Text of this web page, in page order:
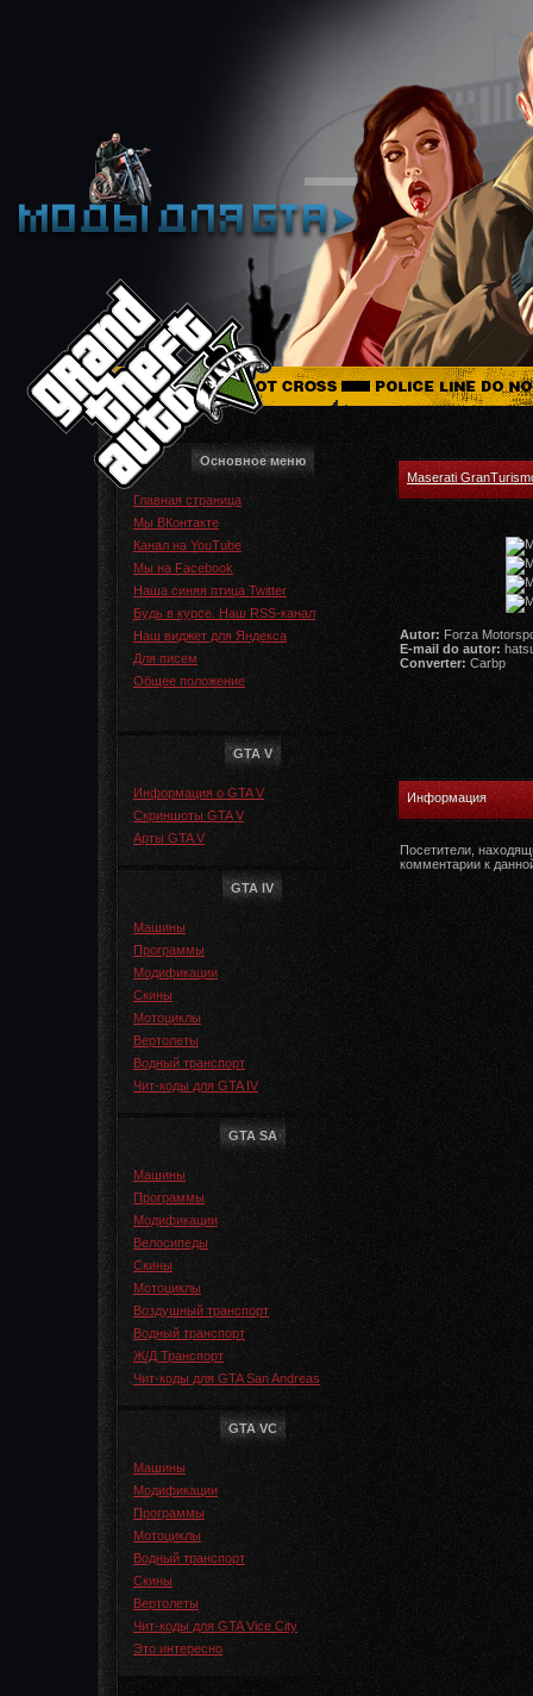
Основное меню
Главная страница
Мы ВКонтакте
Канал на YouTube
Мы на Facebook
Наша синяя птица Twitter
Будь в курсе. Наш RSS-канал
Наш виджет для Яндекса
Для писем
Общее положение
GTA V
Информация о GTA V
Скриншоты GTA V
Арты GTA V
GTA IV
Машины
Программы
Модификации
Скины
Мотоциклы
Вертолеты
Водный транспорт
Чит-коды для GTA IV
GTA SA
Машины
Программы
Модификации
Велосипеды
Скины
Мотоциклы
Воздушный транспорт
Водный транспорт
Ж/Д Транспорт
Чит-коды для GTA San Andreas
GTA VC
Машины
Модификации
Программы
Мотоциклы
Водный транспорт
Скины
Вертолеты
Чит-коды для GTA Vice City
Это интересно
Maserati
Autor: Forza
E-mail do autor:
Converter: Carbp
Информация
Посетители,
комментарии к